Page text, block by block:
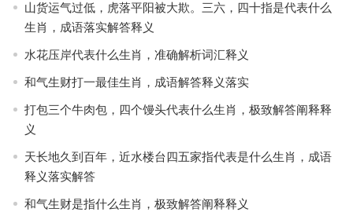
山货运气过低，虎落平阳被大欺。三六，四十指是代表什么
生肖，成语落实解答释义
水花压岸代表什么生肖，准确解析词汇释义
和气生财打一最佳生肖，成语解答释义落实
打包三个牛肉包，四个馒头代表什么生肖，极致解答阐释释
义
天长地久到百年，近水楼台四五家指代表是什么生肖，成语
释义落实解答
和气生财是指什么生肖，极致解答阐释释义